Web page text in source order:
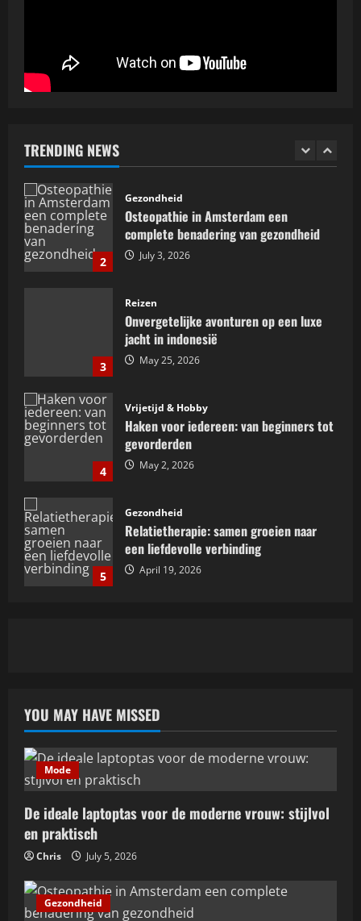
TRENDING NEWS
1
Mode
2
Gezondheid
Osteopathie in Amsterdam een
complete benadering van gezondheid
July 3, 2026
3
Reizen
Onvergetelijke avonturen op een luxe
jacht in indonesië
May 25, 2026
4
Vrijetijd & Hobby
Haken voor iedereen: van beginners tot
gevorderden
May 2, 2026
5
Gezondheid
Relatietherapie: samen groeien naar
een liefdevolle verbinding
April 19, 2026
2
Gezondheid
complete benadering van gezondheid
July 3, 2026
3
jacht in indonesië
May 25, 2026
YOU MAY HAVE MISSED
Mode
De ideale laptoptas voor de moderne vrouw: stijlvol
en praktisch
Chris July 5, 2026
Gezondheid